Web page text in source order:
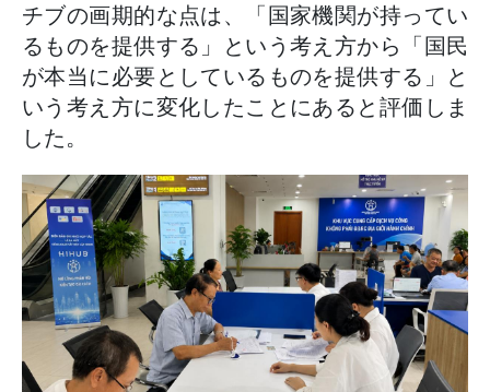
チブの画期的な点は、「国家機関が持ってい
るものを提供する」という考え方から「国民
が本当に必要としているものを提供する」と
いう考え方に変化したことにあると評価しま
した。